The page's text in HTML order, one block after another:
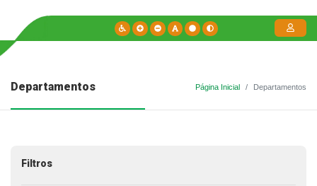
Departamentos Página Inicial Departamentos
Filtros